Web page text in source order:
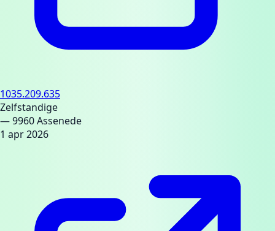
1035.209.635
Zelfstandige
— 9960 Assenede
1 apr 2026